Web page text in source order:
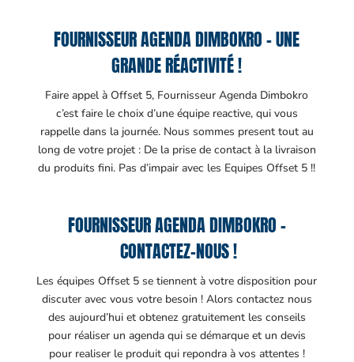
FOURNISSEUR AGENDA DIMBOKRO – UNE
GRANDE RÉACTIVITÉ !
Faire appel à Offset 5, Fournisseur Agenda Dimbokro
c’est faire le choix d’une équipe reactive, qui vous
rappelle dans la journée. Nous sommes present tout au
long de votre projet : De la prise de contact à la livraison
du produits fini. Pas d’impair avec les Equipes Offset 5 !!
FOURNISSEUR AGENDA DIMBOKRO –
CONTACTEZ-NOUS !
Les équipes Offset 5 se tiennent à votre disposition pour
discuter avec vous votre besoin ! Alors contactez nous
des aujourd’hui et obtenez gratuitement les conseils
pour réaliser un agenda qui se démarque et un devis
pour realiser le produit qui repondra à vos attentes !